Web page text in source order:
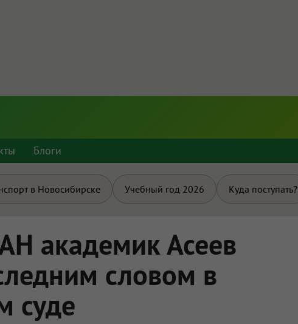
Блоги
в Новосибирске Учебный год 2026 Куда поступать?
академик Асеев
словом в
суде